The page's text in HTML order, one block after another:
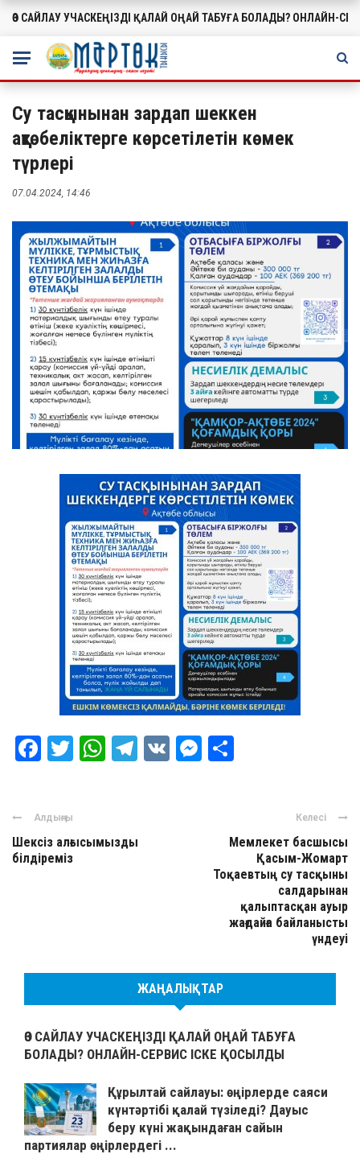
МАҢЫЗДЫ
ӨЗ САЙЛАУ УЧАСКЕҢІЗДІ ҚАЛАЙ ОҢАЙ ТАБУҒА БОЛАДЫ? ОНЛАЙН-
Су тасқынынан зардап шеккен
ақтөбеліктерге көрсетілетін көмек
түрлері
07.04.2024, 14:46
Facebook
Twitter
WhatsApp
Telegram
VK Messenger
Алдыңғы
Шексіз алғысымызды
білдіреміз
Келесі
Мемлекет басшысы
Қасым-Жомарт
Тоқаевтың су тасқыны
салдарынан
қалыптасқан ауыр
жағдайға байланысты
үндеуі
ЖАҢАЛЫҚТАР
ӨЗ САЙЛАУ УЧАСКЕҢІЗДІ ҚАЛАЙ ОҢАЙ ТАБУҒА
БОЛАДЫ? ОНЛАЙН-СЕРВИС ІСКЕ ҚОСЫЛДЫ
Құрылтай сайлауы: өңірлерде саяси
күнтәртібі қалай түзіледі? Дауыс
беру күні жақындаған сайын
партиялар өңірлердегі ...